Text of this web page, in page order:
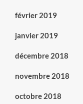
février 2019
janvier 2019
décembre 2018
novembre 2018
octobre 2018